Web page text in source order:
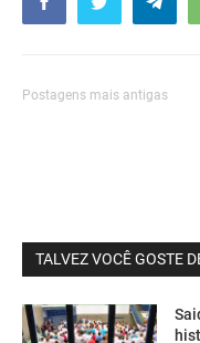
Postagens mais antigas
TALVEZ VOCÊ GOSTE